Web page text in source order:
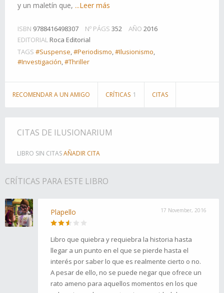
y un maletín que, ...Leer más
ISBN 9788416498307 Nº PÁGS 352 AÑO 2016
EDITORIAL Roca Editorial
TAGS #Suspense,#Periodismo,#Ilusionismo,
#Investigación,#Thriller
RECOMENDAR A UN AMIGO CRÍTICAS 1 CITAS
CITAS DE ILUSIONARIUM
LIBRO SIN CITASAÑADIR CITA
CRÍTICAS PARA ESTE LIBRO
Plapello 17 November, 2016
Libro que quiebra y requiebra la historia hasta
llegar a un punto en el que se pierde hasta el
interés por saber lo que es realmente cierto o no.
A pesar de ello, no se puede negar que ofrece un
rato ameno para aquellos momentos en los que